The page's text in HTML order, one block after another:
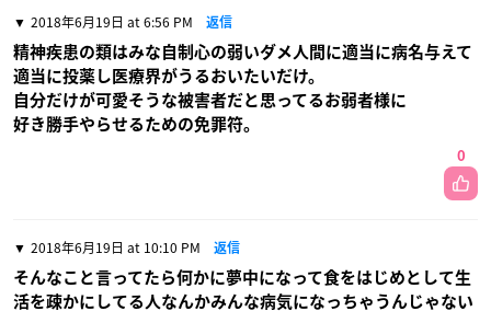
2018年6月19日 at 6:56 PM 返信
精神疾患の類はみな自制心の弱いダメ人間に適当に病名与えて
適当に投薬し医療界がうるおいたいだけ。
自分だけが可愛そうな被害者だと思ってるお弱者様に
好き勝手やらせるための免罪符。
0
2018年6月19日 at 10:10 PM 返信
そんなこと言ってたら何かに夢中になって食をはじめとして生
活を疎かにしてる人なんかみんな病気になっちゃうんじゃない